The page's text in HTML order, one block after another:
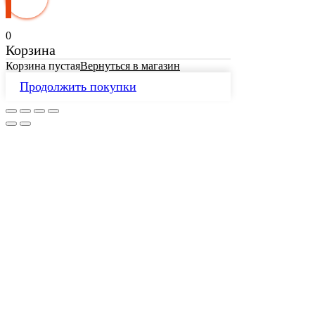
0
Корзина
Корзина пустаяВернуться в магазин
Продолжить покупки